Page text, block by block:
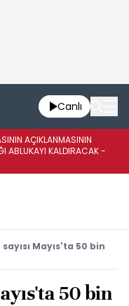
Canlı
AÇIKLANMASININ
ABLUKAYI KALDIRACAK -
sayısı Mayıs'ta 50 bin
50 bin